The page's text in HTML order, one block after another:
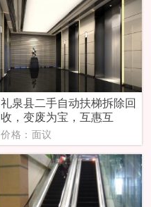
礼泉县二手自动扶梯拆除回
收，变废为宝，互惠互
价格：面议